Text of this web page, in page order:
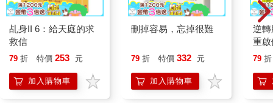
乩身II 6：給天庭的求
救信
79 折 特價 253 元
加入購物車
刪掉容易，忘掉很難
79 折 特價 332 元
加入購物車
逆轉
重
糖
復
79 折